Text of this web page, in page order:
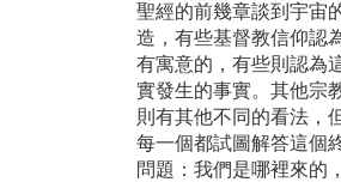
聖經的前幾章談到宇宙
造，有些基督教信仰認
有寓意的，有些則認為
實發生的事實。其他宗
則有其他不同的看法，
每一個都試圖解答這個
問題：我們是哪裡來的